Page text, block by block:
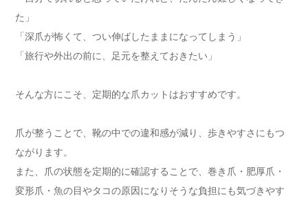
た」
「深爪が怖くて、つい伸ばしたままになってしまう」
「旅行や外出の前に、足元を整えておきたい」
そんな方にこそ、定期的な爪カットはおすすめです。
爪が整うことで、靴の中での違和感が減り、歩きやすさにもつ
ながります。
また、爪の状態を定期的に確認することで、巻き爪・肥厚爪・
変形爪・魚の目やタコの原因になりそうな負担にも気づきやす